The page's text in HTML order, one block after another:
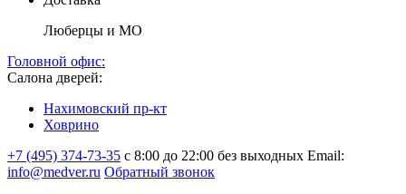
Люберцы и МО
Головной офис:
Салона дверей:
Нахимовский пр-кт
Ховрино
+7 (495) 374-73-35 с 8:00 до 22:00 без выходных Email:
info@medver.ru Обратный звонок